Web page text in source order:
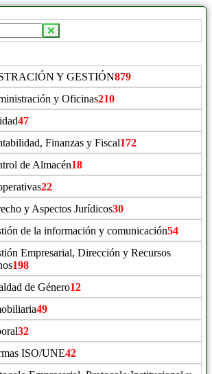
Y GESTIÓN879
y Oficinas210
47
Finanzas y Fiscal172
de Almacén18
22
y Aspectos Jurídicos30
de la información y comunicación54
Empresarial, Dirección y Recursos
198
de Género12
49
32
ISO/UNE42